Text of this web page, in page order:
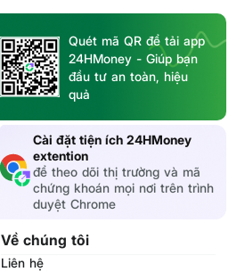
Quét mã QR để tải app
24HMoney - Giúp bạn
đầu tư an toàn, hiệu
quả
Cài đặt tiện ích 24HMoney
extention
để theo dõi thị trường và mã
chứng khoán mọi nơi trên trình
duyệt Chrome
Về chúng tôi
Liên hệ